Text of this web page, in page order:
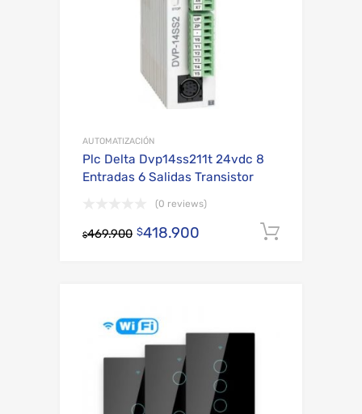
AUTOMATIZACIÓN
Plc Delta Dvp14ss211t 24vdc 8
Entradas 6 Salidas Transistor
(0 reviews)
$469.900 $418.900